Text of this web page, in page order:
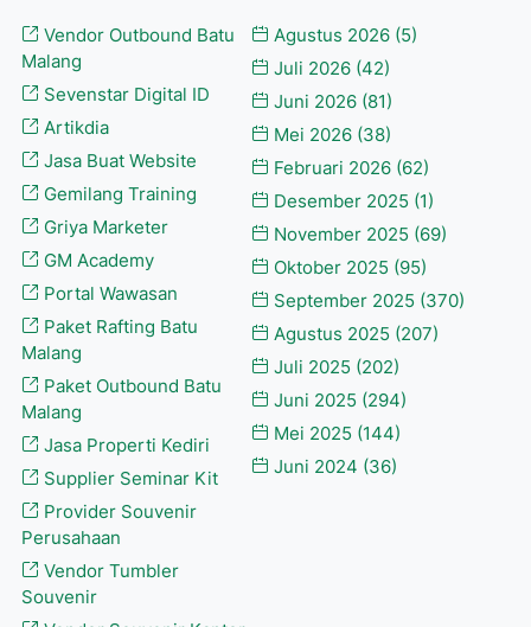
Vendor Outbound Batu
Malang
Sevenstar Digital ID
Artikdia
Jasa Buat Website
Gemilang Training
Griya Marketer
GM Academy
Portal Wawasan
Paket Rafting Batu
Malang
Paket Outbound Batu
Malang
Jasa Properti Kediri
Supplier Seminar Kit
Provider Souvenir
Perusahaan
Vendor Tumbler
Souvenir
Agustus 2026 (5)
Juli 2026 (42)
Juni 2026 (81)
Mei 2026 (38)
Februari 2026 (62)
Desember 2025 (1)
November 2025 (69)
Oktober 2025 (95)
September 2025 (370)
Agustus 2025 (207)
Juli 2025 (202)
Juni 2025 (294)
Mei 2025 (144)
Juni 2024 (36)